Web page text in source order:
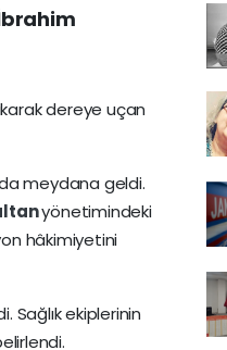
dereye uçan
meydana geldi.
yönetimindeki
hâkimiyetini
Sağlık ekiplerinin